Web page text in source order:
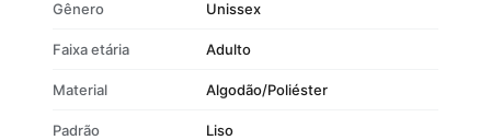
Gênero Unissex
Faixa etária Adulto
Material Algodão/Poliéster
Padrão Liso